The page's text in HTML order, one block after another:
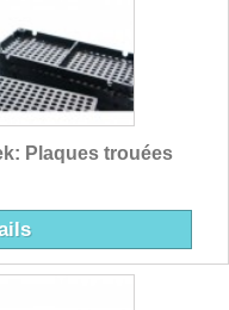
Plaques trouées